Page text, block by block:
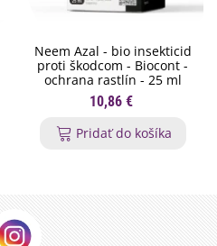
Neem Azal - bio insekticid
proti škodcom - Biocont -
ochrana rastlín - 25 ml
10,86 €
Pridať do košíka